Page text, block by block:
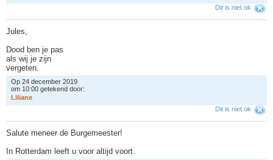
Dit is niet ok
Jules,
Dood ben je pas
als wij je zijn
vergeten.
Op 24 december 2019
om 10:00 getekend door:
Liliane
Dit is niet ok
Salute meneer de Burgemeester!
In Rotterdam leeft u voor altijd voort.